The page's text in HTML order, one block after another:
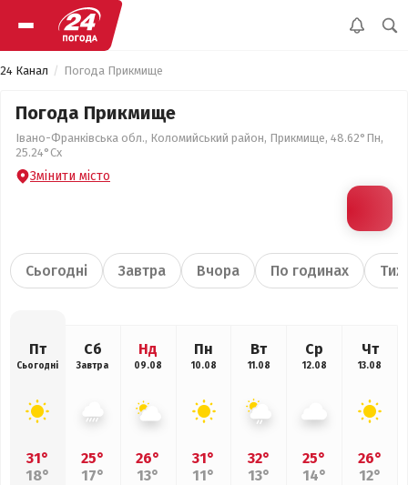
24 Канал Погода Прикмище
Погода Прикмище
Івано-Франківська обл., Коломийський район, Прикмище, 48.62°Пн,
25.24°Сх
Змінити місто
Сьогодні Завтра Вчора По годинах
Пт
Сьогодні
31°
18°
Сб
Завтра
25°
17°
Нд
09.08
26°
13°
Пн
10.08
31°
11°
Вт
11.08
32°
13°
Ср
12.08
25°
14°
Чт
13.08
26°
12°